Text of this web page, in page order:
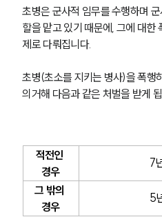
주요 업
법률
고객
국방군사
전
초병은 군사적 임무를 수행하며
할을 맡고 있기 때문에, 그에 대한
제로 다뤄집니다.
초병(초소를 지키는 병사)을 폭행
의거해 다음과 같은 처벌을 받게
적전인
경우
7
그 밖의
경우
5